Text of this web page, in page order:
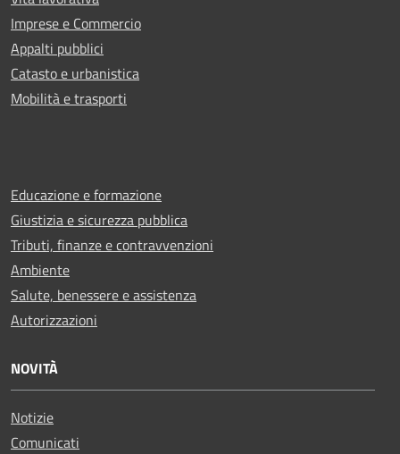
Imprese e Commercio
Appalti pubblici
Catasto e urbanistica
Mobilità e trasporti
Educazione e formazione
Giustizia e sicurezza pubblica
Tributi, finanze e contravvenzioni
Ambiente
Salute, benessere e assistenza
Autorizzazioni
NOVITÀ
Notizie
Comunicati